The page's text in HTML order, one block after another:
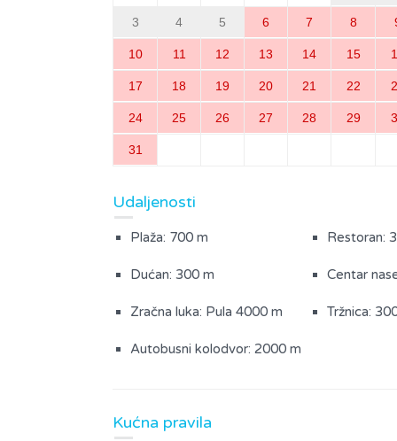
Prostorije i prostori
Kuhinja Soba s
Vanjski sadržaji
Dvorište ograđeno
3 4 5 6 7 8
10 11 12 13 14 15
17 18 19 20 21 22
24 25 26 27 28 29
31
Udaljenosti
Plaža: 700 m Restoran:
Dućan: 300 m Centar
Zračna luka: Pula 4000 m Tržnica:
Autobusni kolodvor: 2000 m
Kućna pravila